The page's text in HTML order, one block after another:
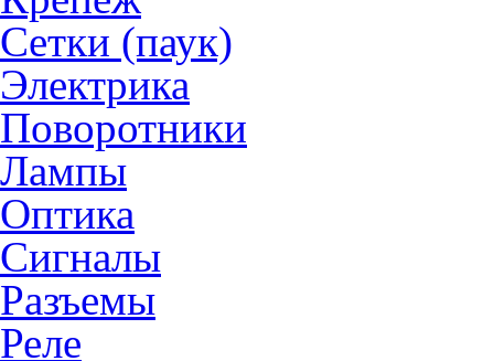
Сетки (паук)
Электрика
Поворотники
Лампы
Оптика
Сигналы
Разъемы
Реле